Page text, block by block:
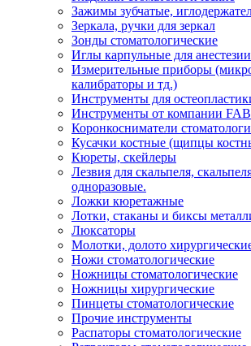
Зажимы зубчатые,
Зеркала, ручки для зеркал
Зонды стоматологические
Иглы карпульные для анестезии
Измерительные приборы
калибраторы и тд.)
Инструменты для
Инструменты от компании
Коронкосниматели
Кусачки костные (щипцы
Кюреты, скейлеры
Лезвия для скальпеля,
одноразовые.
Ложки кюретажные
Лотки, стаканы и биксы
Люксаторы
Молотки, долото
Ножи стоматологические
Ножницы стоматологические
Ножницы хирургические
Пинцеты стоматологические
Прочие инструменты
Распаторы стоматологические